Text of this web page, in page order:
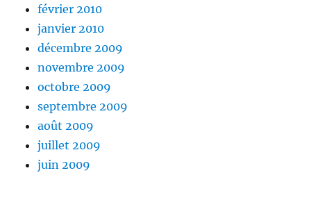
février 2010
janvier 2010
décembre 2009
novembre 2009
octobre 2009
septembre 2009
août 2009
juillet 2009
juin 2009